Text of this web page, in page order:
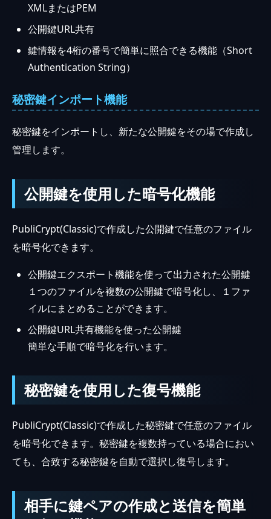
XMLまたはPEM
公開鍵URL共有
鍵情報を4桁の番号で簡単に照合できる機能（Short
Authentication String）
秘密鍵インポート機能
秘密鍵をインポートし、新たな公開鍵をその場で作成し
管理します。
公開鍵を使用した暗号化機能
PubliCrypt(Classic)で作成した公開鍵で任意のファイル
を暗号化できます。
公開鍵エクスポート機能を使って出力された公開鍵
１つのファイルを複数の公開鍵で暗号化し、１ファ
イルにまとめることができます。
公開鍵URL共有機能を使った公開鍵
簡単な手順で暗号化を行います。
秘密鍵を使用した復号機能
PubliCrypt(Classic)で作成した秘密鍵で任意のファイル
を暗号化できます。秘密鍵を複数持っている場合におい
ても、合致する秘密鍵を自動で選択し復号します。
相手に鍵ペアの作成と送信を簡単